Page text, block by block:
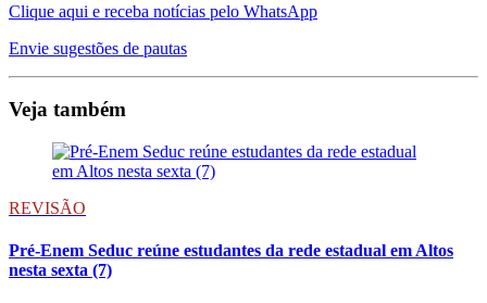
Clique aqui e receba notícias pelo WhatsApp
Envie sugestões de pautas
Veja também
REVISÃO
Pré-Enem Seduc reúne estudantes da rede estadual em Altos
nesta sexta (7)